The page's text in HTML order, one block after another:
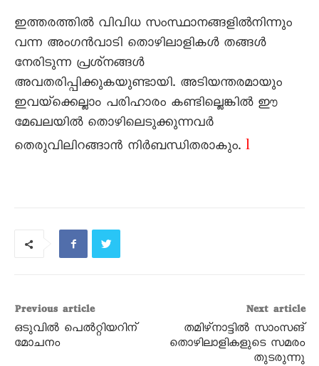
ഇത്തരത്തിൽ വിവിധ സംസ്ഥാനങ്ങളിൽനിന്നും
വന്ന അംഗൻവാടി തൊഴിലാളികൾ തങ്ങൾ
നേരിടുന്ന പ്രശ്‌നങ്ങൾ
അവതരിപ്പിക്കുകയുണ്ടായി. അടിയന്തരമായും
ഇവയ്‌ക്കെല്ലാം പരിഹാരം കണ്ടില്ലെങ്കിൽ ഈ
മേഖലയിൽ തൊഴിലെടുക്കുന്നവർ
തെരുവിലിറങ്ങാൻ നിർബന്ധിതരാകും. l
Previous article
ഒടുവിൽ പെൽറ്റിയറിന്‌
മോചനം
Next article
തമിഴ്‌നാട്ടിൽ സാംസങ്‌
തൊഴിലാളികളുടെ സമരം
തുടരുന്നു